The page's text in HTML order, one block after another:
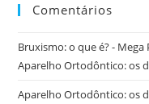
Comentários
Bruxismo: o que é? -
Aparelho Ortodôntico: os
Aparelho Ortodôntico: os